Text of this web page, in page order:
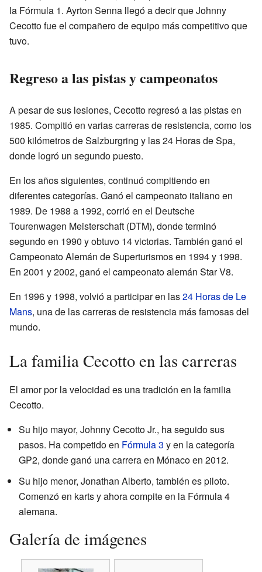
la Fórmula 1. Ayrton Senna llegó a decir que Johnny
Cecotto fue el compañero de equipo más competitivo que
tuvo.
Regreso a las pistas y campeonatos
A pesar de sus lesiones, Cecotto regresó a las pistas en
1985. Compitió en varias carreras de resistencia, como los
500 kilómetros de Salzburgring y las 24 Horas de Spa,
donde logró un segundo puesto.
En los años siguientes, continuó compitiendo en
diferentes categorías. Ganó el campeonato italiano en
1989. De 1988 a 1992, corrió en el Deutsche
Tourenwagen Meisterschaft (DTM), donde terminó
segundo en 1990 y obtuvo 14 victorias. También ganó el
Campeonato Alemán de Superturismos en 1994 y 1998.
En 2001 y 2002, ganó el campeonato alemán Star V8.
En 1996 y 1998, volvió a participar en las24 Horas de Le
Mans, una de las carreras de resistencia más famosas del
mundo.
La familia Cecotto en las carreras
El amor por la velocidad es una tradición en la familia
Cecotto.
Su hijo mayor, Johnny Cecotto Jr., ha seguido sus
pasos. Ha competido en Fórmula 3 y en la categoría
GP2, donde ganó una carrera en Mónaco en 2012.
Su hijo menor, Jonathan Alberto, también es piloto.
Comenzó en karts y ahora compite en la Fórmula 4
alemana.
Galería de imágenes